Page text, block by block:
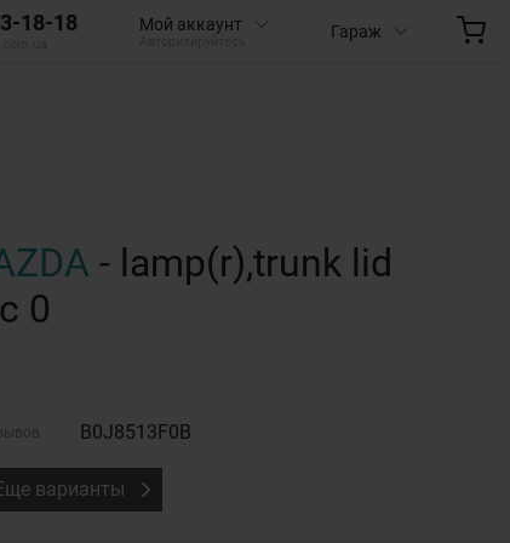
18-18 Мой аккаунт Гараж
- lamp(r),trunk lid
0
B0J8513F0B
варианты